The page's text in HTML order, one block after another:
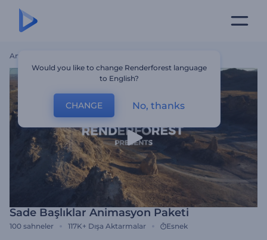
Ana Sayfa
Sade Başlıklar Animasyon Paketi
100 sahneler 117K+ Dışa Aktarmalar Esnek
Would you like to change Renderforest language
to English?
CHANGE No, thanks